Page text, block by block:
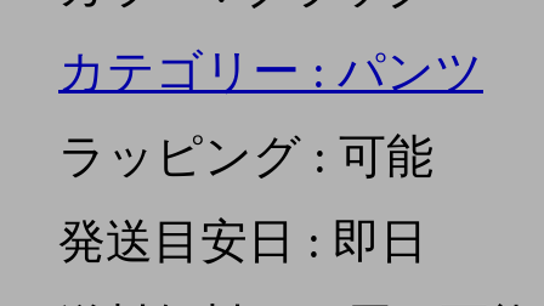
カテゴリー : パンツ
ラッピング : 可能
発送目安日 : 即日